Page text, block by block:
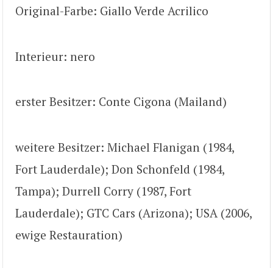
Original-Farbe: Giallo Verde Acrilico
Interieur: nero
erster Besitzer: Conte Cigona (Mailand)
weitere Besitzer: Michael Flanigan (1984,
Fort Lauderdale); Don Schonfeld (1984,
Tampa); Durrell Corry (1987, Fort
Lauderdale); GTC Cars (Arizona); USA (2006,
ewige Restauration)